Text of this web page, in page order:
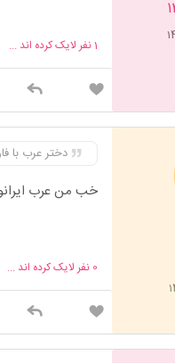
1نفر لایک کرده اند ...
دختر عرب با
خب من عرب
0 نفر لایک کرده اند ...